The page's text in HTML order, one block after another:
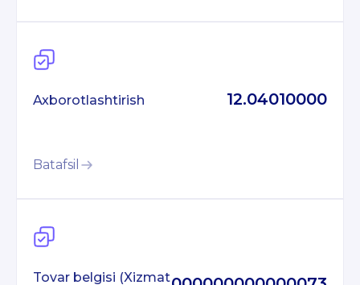
Axborotlashtirish 12.04010000
Batafsil
Tovar belgisi (Xizmat